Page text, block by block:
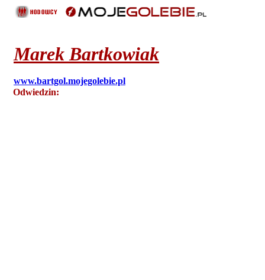
Marek Bartkowiak
www.bartgol.mojegolebie.pl
Odwiedzin: